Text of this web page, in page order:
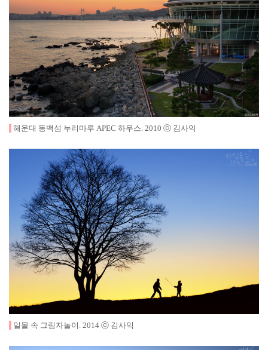
해운대 동백섬 누리마루 APEC 하우스. 2010 ⓒ 김사익
일몰 속 그림자놀이 . 2014 ⓒ 김사익